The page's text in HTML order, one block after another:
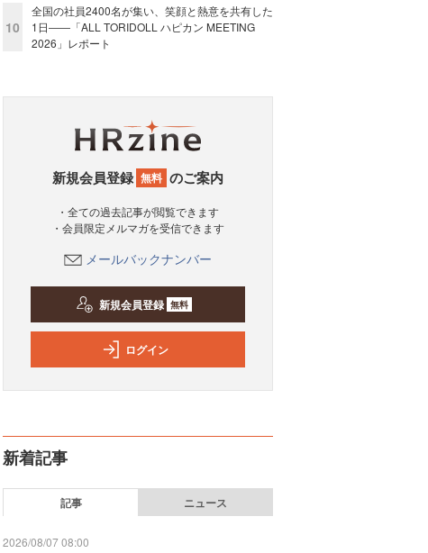
10
全国の社員2400名が集い、笑顔と熱意を共有した
1日――「ALL TORIDOLL ハピカン MEETING
2026」レポート
新規会員登録 無料 のご案内
・全ての過去記事が閲覧できます
・会員限定メルマガを受信できます
メールバックナンバー
新規会員登録 無料
ログイン
新着記事
記事 ニュース
2026/08/07 08:00